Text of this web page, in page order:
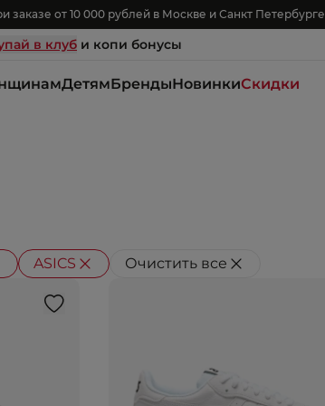
заказе от 10 000 рублей в Москве и Санкт Петербурге
в клуб и копи бонусы
ДетямБрендыНовинкиСкидки
ASICS Очистить все